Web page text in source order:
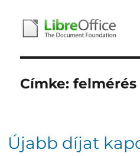
libreoffice.hu
Címke:felmérés
Újabb díjat